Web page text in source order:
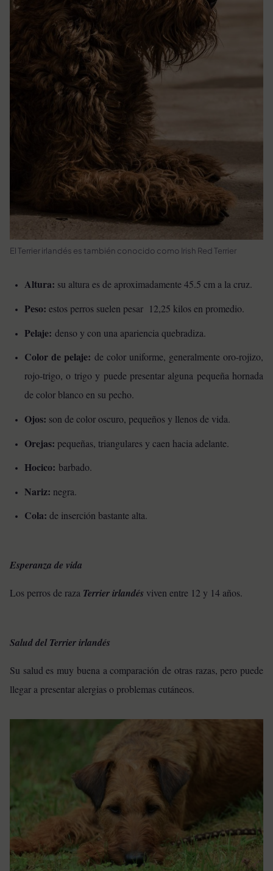
El Terrier irlandés es también conocido como Irish Red Terrier
Altura: su altura es de aproximadamente 45.5 cm a la cruz.
Peso: estos perros suelen pesar 12,25 kilos en promedio.
Pelaje: denso y con una apariencia quebradiza.
Color de pelaje: de color uniforme, generalmente oro-rojizo,
rojo-trigo, o trigo y puede presentar alguna pequeña hornada
de color blanco en su pecho.
Ojos: son de color oscuro, pequeños y llenos de vida.
Orejas: pequeñas, triangulares y caen hacia adelante.
Hocico: barbado.
Nariz: negra.
Cola: de inserción bastante alta.
Esperanza de vida
Los perros de raza Terrier irlandés viven entre 12 y 14 años.
Salud del Terrier irlandés
Su salud es muy buena a comparación de otras razas, pero puede
llegar a presentar alergias o problemas cutáneos.